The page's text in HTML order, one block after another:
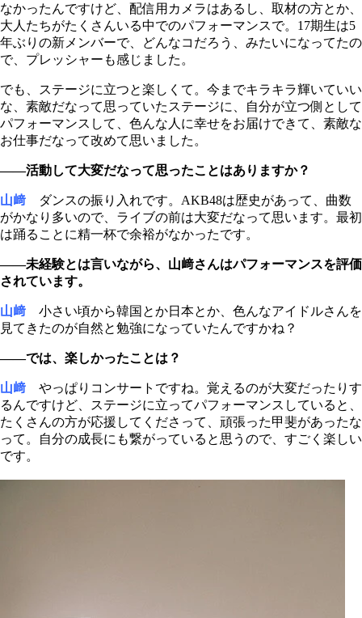
なかったんですけど、配信用カメラはあるし、取材の方とか、
大人たちがたくさんいる中でのパフォーマンスで。17期生は5
年ぶりの新メンバーで、どんなコだろう、みたいになってたの
で、プレッシャーも感じました。
でも、ステージに立つと楽しくて。今までキラキラ輝いていい
な、素敵だなって思っていたステージに、自分が立つ側として
パフォーマンスして、色んな人に幸せをお届けできて、素敵な
お仕事だなって改めて思いました。
――活動して大変だなって思ったことはありますか？
山﨑 ダンスの振り入れです。AKB48は歴史があって、曲数
がかなり多いので、ライブの前は大変だなって思います。最初
は踊ることに精一杯で余裕がなかったです。
――未経験とは言いながら、山﨑さんはパフォーマンスを評価
されています。
山﨑 小さい頃から韓国とか日本とか、色んなアイドルさんを
見てきたのが自然と勉強になっていたんですかね？
――では、楽しかったことは？
山﨑 やっぱりコンサートですね。覚えるのが大変だったりす
るんですけど、ステージに立ってパフォーマンスしていると、
たくさんの方が応援してくださって、頑張った甲斐があったな
って。自分の成長にも繋がっていると思うので、すごく楽しい
です。